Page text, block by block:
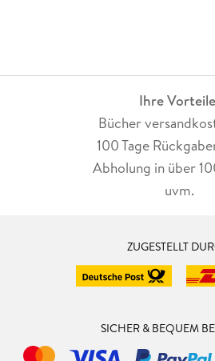
jedem empfehlen, der
das Hörbuch 4 Sterne.
Ihre
Bücher
100 Tage
Abholung in über
uvm.
ZUGESTELLT
SICHER & BEQUEM